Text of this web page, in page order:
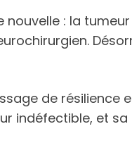
: la
de résilience
indéfectible, et sa